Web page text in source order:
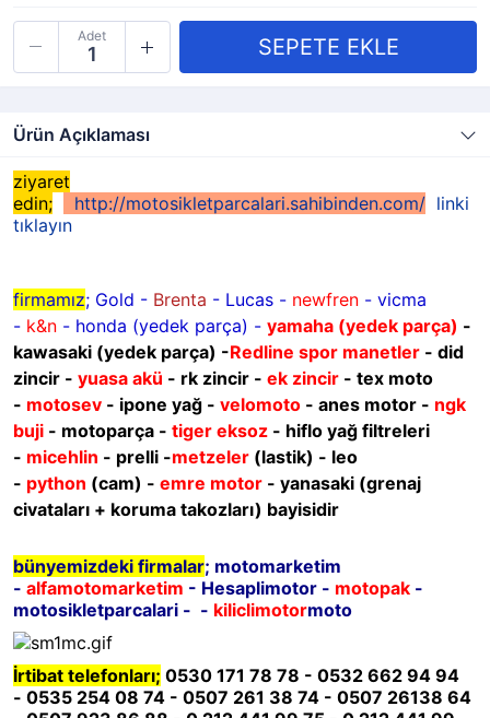
Adet
Ürün Açıklaması
ziyaret
edin;
http://motosikletparcalari.sahibinden.com/ linki
tıklayın
firmamız; Gold - Brenta - Lucas - newfren - vicma
- k&n - honda (yedek parça) - yamaha (yedek parça) -
kawasaki (yedek parça) -Redline spor manetler - did
zincir - yuasa akü - rk zincir - ek zincir - tex moto
- motosev - ipone yağ - velomoto - anes motor - ngk
buji - motoparça - tiger eksoz - hiflo yağ filtreleri
- micehlin - prelli -metzeler (lastik) - leo
- python (cam) - emre motor - yanasaki (grenaj
civataları + koruma takozları) bayisidir
bünyemizdeki firmalar; motomarketim
- alfamotomarketim - Hesaplimotor - motopak -
motosikletparcalari - - kiliclimotormoto
İrtibat telefonları; 0530 171 78 78 - 0532 662 94 94
- 0535 254 08 74 - 0507 261 38 74 - 0507 26138 64